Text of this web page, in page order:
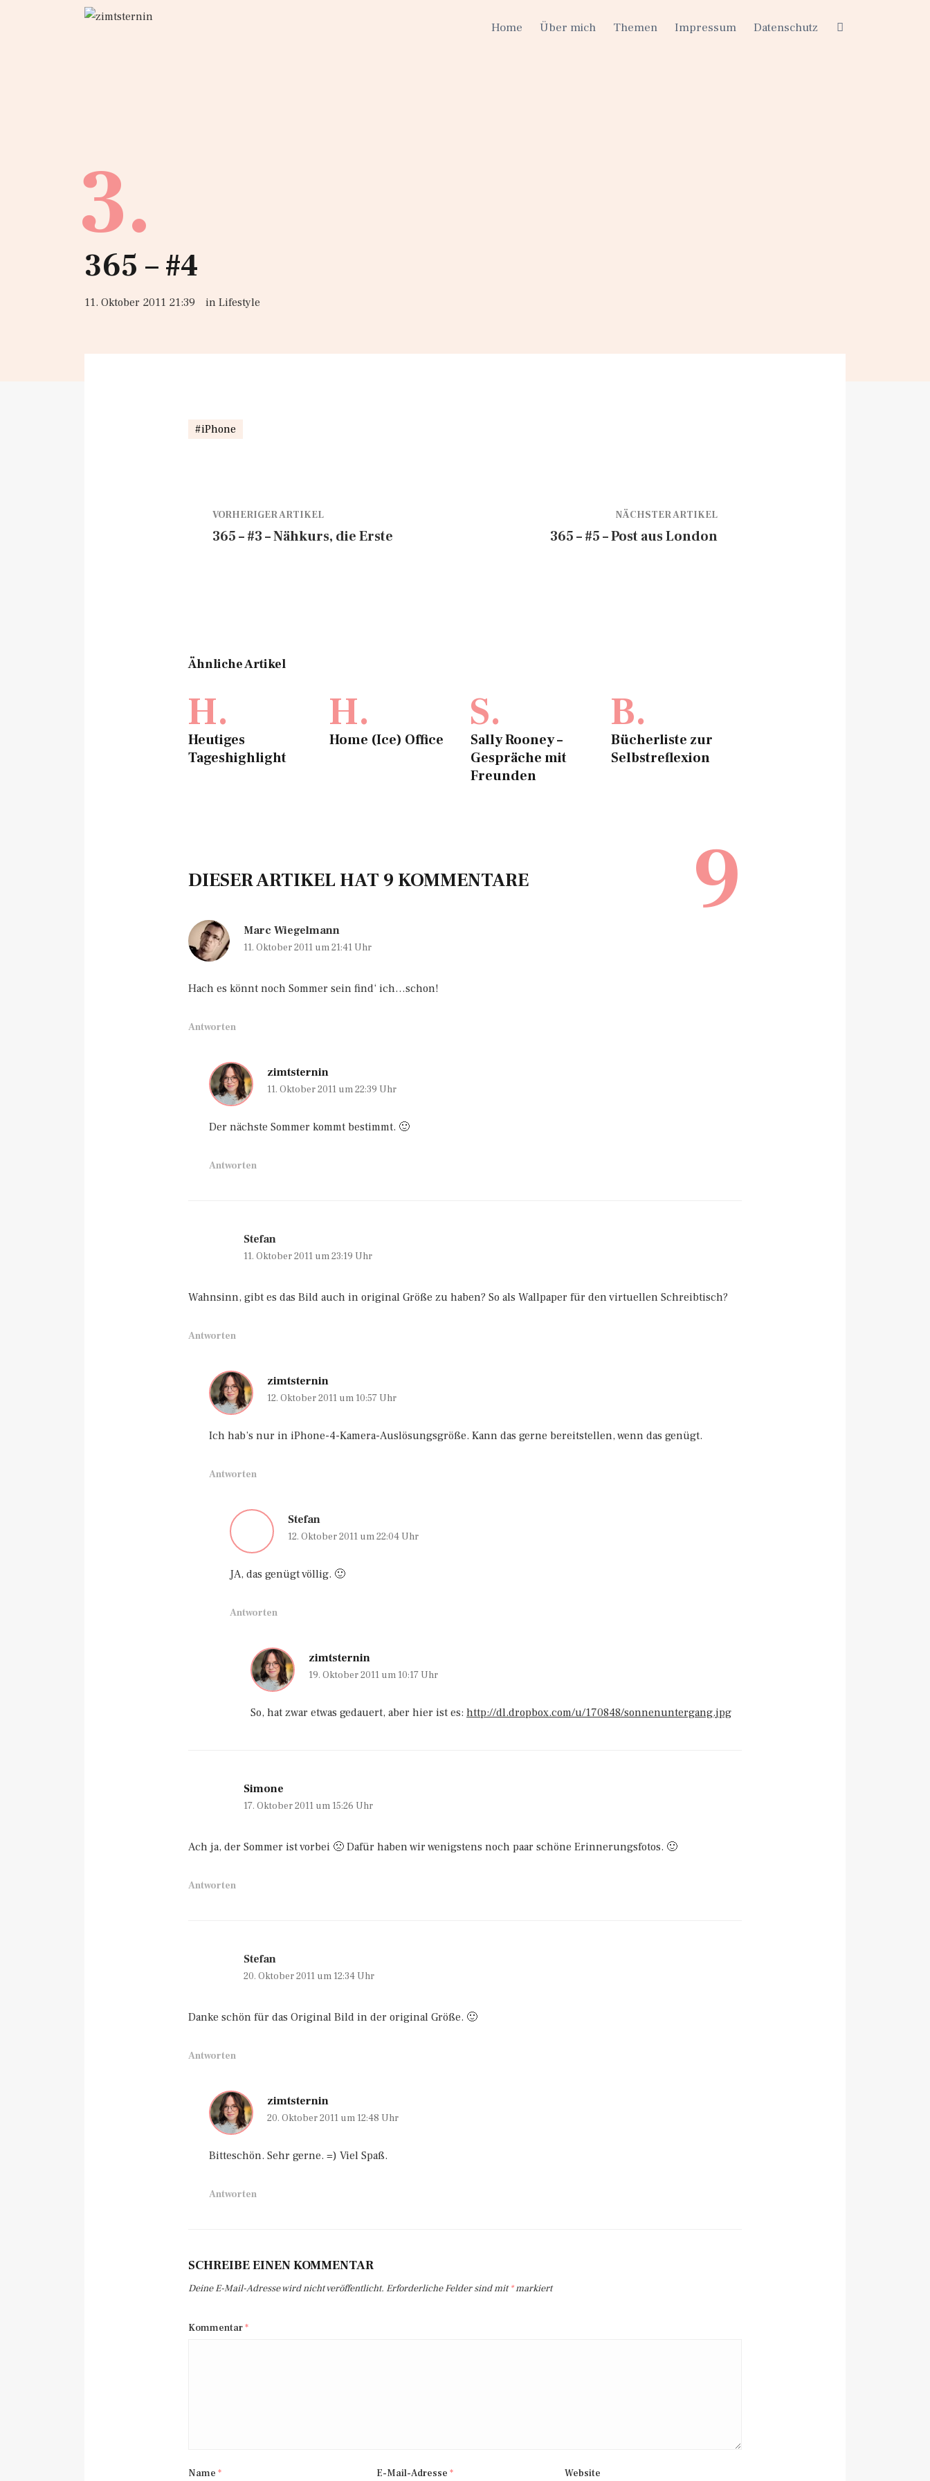
Home Über mich Themen Impressum Datenschutz
3.
365 – #4
11. Oktober 2011 21:39 in Lifestyle
iPhone
VORHERIGER ARTIKEL
365 – #3 – Nähkurs, die Erste
NÄCHSTER ARTIKEL
365 – #5 – Post aus London
Ähnliche Artikel
H.
Heutiges
Tageshighlight
H.
Home (Ice) Office
S.
Sally Rooney –
Gespräche mit
Freunden
B.
Bücherliste zur
Selbstreflexion
DIESER ARTIKEL HAT 9 KOMMENTARE 9
Marc Wiegelmann
11. Oktober 2011 um 21:41 Uhr
Hach es könnt noch Sommer sein find‘ ich…schon!
Antworten
zimtsternin
11. Oktober 2011 um 22:39 Uhr
Der nächste Sommer kommt bestimmt. 🙂
Antworten
Stefan
11. Oktober 2011 um 23:19 Uhr
Wahnsinn, gibt es das Bild auch in original Größe zu haben? So als Wallpaper für den virtuellen Schreibtisch?
Antworten
zimtsternin
12. Oktober 2011 um 10:57 Uhr
Ich hab’s nur in iPhone-4-Kamera-Auslösungsgröße. Kann das gerne bereitstellen, wenn das genügt.
Antworten
Stefan
12. Oktober 2011 um 22:04 Uhr
JA, das genügt völlig. 🙂
Antworten
zimtsternin
19. Oktober 2011 um 10:17 Uhr
So, hat zwar etwas gedauert, aber hier ist es: http://dl.dropbox.com/u/170848/sonnenuntergang.jpg
Simone
17. Oktober 2011 um 15:26 Uhr
Ach ja, der Sommer ist vorbei 🙁 Dafür haben wir wenigstens noch paar schöne Erinnerungsfotos. 🙂
Antworten
Stefan
20. Oktober 2011 um 12:34 Uhr
Danke schön für das Original Bild in der original Größe. 🙂
Antworten
zimtsternin
20. Oktober 2011 um 12:48 Uhr
Bitteschön. Sehr gerne. =) Viel Spaß.
Antworten
SCHREIBE EINEN KOMMENTAR
Deine E-Mail-Adresse wird nicht veröffentlicht. Erforderliche Felder sind mit*markiert
Kommentar*
Name * E-Mail-Adresse * Website